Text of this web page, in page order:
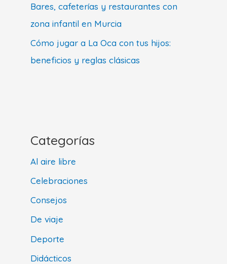
Bares, cafeterías y restaurantes con
zona infantil en Murcia
Cómo jugar a La Oca con tus hijos:
beneficios y reglas clásicas
Categorías
Al aire libre
Celebraciones
Consejos
De viaje
Deporte
Didácticos